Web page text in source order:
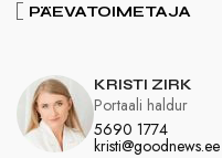
PÄEVATOIMETAJA
KRISTI ZIRK
5690 1774
kristi@goodnews.ee
Portaali haldur